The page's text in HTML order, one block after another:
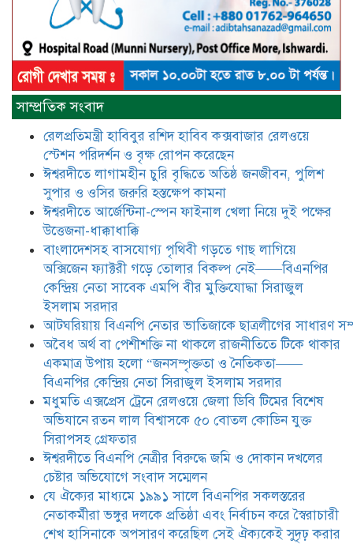
​​অবৈধ অর্থ বা পেশীশক্তি না থাকলে
রাজনীতিতে টিকে থাকার একমাত্র উপায়
হলো “জনসম্পৃক্ততা ও নৈতিকতা——
বিএনপির কেন্দ্রিয় নেতা সিরাজুল ইসলাম
সরদার
মধুমতি এক্সপ্রেস ট্রেনে রেলওয়ে জেলা
বিশ্বাসকে ৫০ বোতল কোডিন যুক্ত
সিরাপসহ গ্রেফতার
ঈশ্বরদীতে বিএনপি নেত্রীর বিরুদ্ধে জমি ও
দোকান দখলের চেষ্টার অভিযোগে সংবাদ
সম্মেলন
যে ঐক্যের মাধ্যমে ১৯৯১ সালে
বিএনপির সকলস্তরের নেতাকর্মীরা ভঙ্গুর
দলকে প্রতিষ্ঠা এবং নির্বাচন করে
স্বৈরাচারী শেখ হাসিনাকে অপসারণ
আহবান জানিয়েছেন—- বিএনপির কেন্দ্রিয় নির্বাহী কমিটির নেতা,
সাবেক এমপি বীর মুক্তিযোদ্ধা সিরাজুল ইসলাম সরদার
আদালত থেকে দেওয়া রিসিভার
নিয়োগের আদেশ অমান্য করে ঈশ্বরদীর
রঞ্জু সরদারের ১০ লাখ টাকার লিচু ও
আম লুট ,জীবননাশের হুমকি ,পুলিশের
নীরব ভ’মিকায় প্রধানমন্ত্রীর জরুরি
হস্তক্ষেপ কামনা
সাম্প্রতিক সংবাদ
রেলপ্রতিমন্ত্রী হাবিবুর রশিদ হাবিব কক্সবাজার রেলওয়ে
স্টেশন পরিদর্শন ও বৃক্ষ রোপন করেছেন
ঈশ্বরদীতে লাগামহীন চুরি বৃদ্ধিতে অতিষ্ঠ জনজীবন, পুলিশ
সুপার ও ওসির জরুরি হস্তক্ষেপ কামনা ​
ঈশ্বরদীতে আর্জেন্টিনা-স্পেন ফাইনাল খেলা নিয়ে দুই পক্ষের
উত্তেজনা-ধাক্কাধাক্কি
বাংলাদেশসহ বাসযোগ্য পৃথিবী গড়তে গাছ লাগিয়ে
অক্সিজেন ফ্যাক্টরী গড়ে তোলার বিকল্প নেই——বিএনপির
কেন্দ্রিয় নেতা সাবেক এমপি বীর মুক্তিযোদ্ধা সিরাজুল
ইসলাম সরদার
আটঘরিয়ায় বিএনপি নেতার ভাতিজাকে ছাত্রলীগের সাধারণ
​​অবৈধ অর্থ বা পেশীশক্তি না থাকলে রাজনীতিতে টিকে থাকার
একমাত্র উপায় হলো “জনসম্পৃক্ততা ও নৈতিকতা——
বিএনপির কেন্দ্রিয় নেতা সিরাজুল ইসলাম সরদার
মধুমতি এক্সপ্রেস ট্রেনে রেলওয়ে জেলা ডিবি টিমের বিশেষ
অভিযানে রতন লাল বিশ্বাসকে ৫০ বোতল কোডিন যুক্ত
সিরাপসহ গ্রেফতার
ঈশ্বরদীতে বিএনপি নেত্রীর বিরুদ্ধে জমি ও দোকান দখলের
চেষ্টার অভিযোগে সংবাদ সম্মেলন
যে ঐক্যের মাধ্যমে ১৯৯১ সালে বিএনপির সকলস্তরের
নেতাকর্মীরা ভঙ্গুর দলকে প্রতিষ্ঠা এবং নির্বাচন করে স্বৈরাচারী
শেখ হাসিনাকে অপসারণ করেছিল সেই ঐক্যকেই সুদৃঢ় করার